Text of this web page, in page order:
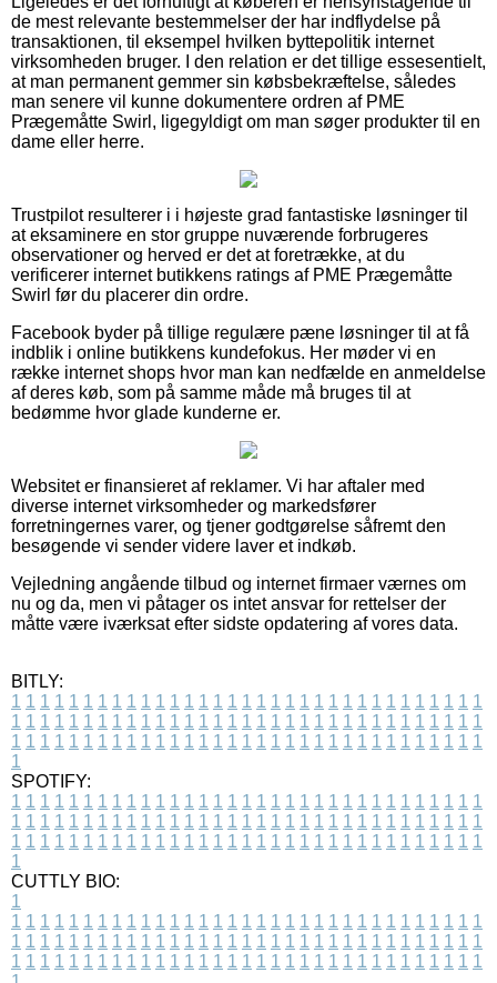
de mest relevante bestemmelser der har indflydelse på
transaktionen, til eksempel hvilken byttepolitik internet
virksomheden bruger. I den relation er det tillige essesentielt,
at man permanent gemmer sin købsbekræftelse, således
man senere vil kunne dokumentere ordren af PME
Prægemåtte Swirl, ligegyldigt om man søger produkter til en
dame eller herre.
Trustpilot resulterer i i højeste grad fantastiske løsninger til
at eksaminere en stor gruppe nuværende forbrugeres
observationer og herved er det at foretrække, at du
verificerer internet butikkens ratings af PME Prægemåtte
Swirl før du placerer din ordre.
Facebook byder på tillige regulære pæne løsninger til at få
indblik i online butikkens kundefokus. Her møder vi en
række internet shops hvor man kan nedfælde en anmeldelse
af deres køb, som på samme måde må bruges til at
bedømme hvor glade kunderne er.
Websitet er finansieret af reklamer. Vi har aftaler med
diverse internet virksomheder og markedsfører
forretningernes varer, og tjener godtgørelse såfremt den
besøgende vi sender videre laver et indkøb.
Vejledning angående tilbud og internet firmaer værnes om
nu og da, men vi påtager os intet ansvar for rettelser der
måtte være iværksat efter sidste opdatering af vores data.
BITLY:
1 1 1 1 1 1 1 1 1 1 1 1 1 1 1 1 1 1 1 1 1 1 1 1 1 1 1 1 1 1 1 1 1
1 1 1 1 1 1 1 1 1 1 1 1 1 1 1 1 1 1 1 1 1 1 1 1 1 1 1 1 1 1 1 1 1
1 1 1 1 1 1 1 1 1 1 1 1 1 1 1 1 1 1 1 1 1 1 1 1 1 1 1 1 1 1 1 1 1
1
SPOTIFY:
1 1 1 1 1 1 1 1 1 1 1 1 1 1 1 1 1 1 1 1 1 1 1 1 1 1 1 1 1 1 1 1 1
1 1 1 1 1 1 1 1 1 1 1 1 1 1 1 1 1 1 1 1 1 1 1 1 1 1 1 1 1 1 1 1 1
1 1 1 1 1 1 1 1 1 1 1 1 1 1 1 1 1 1 1 1 1 1 1 1 1 1 1 1 1 1 1 1 1
1
CUTTLY BIO:
1
1 1 1 1 1 1 1 1 1 1 1 1 1 1 1 1 1 1 1 1 1 1 1 1 1 1 1 1 1 1 1 1 1
1 1 1 1 1 1 1 1 1 1 1 1 1 1 1 1 1 1 1 1 1 1 1 1 1 1 1 1 1 1 1 1 1
1 1 1 1 1 1 1 1 1 1 1 1 1 1 1 1 1 1 1 1 1 1 1 1 1 1 1 1 1 1 1 1 1